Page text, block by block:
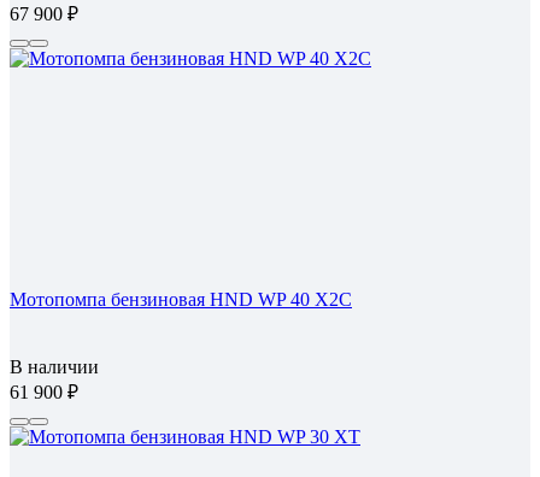
67 900
Мотопомпа бензиновая HND WP 40 X2C
В наличии
61 900